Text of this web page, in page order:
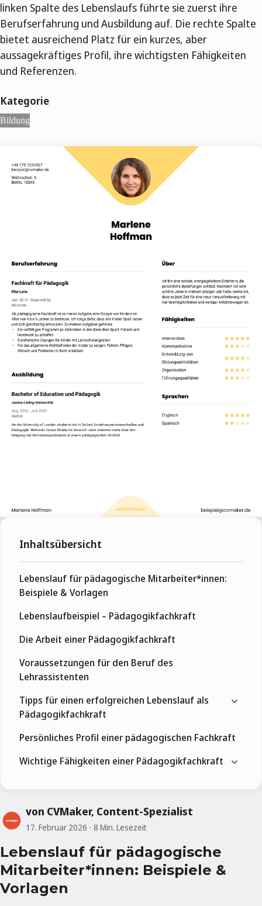
linken Spalte des Lebenslaufs führte sie zuerst ihre
Berufserfahrung und Ausbildung auf. Die rechte Spalte
bietet ausreichend Platz für ein kurzes, aber
aussagekräftiges Profil, ihre wichtigsten Fähigkeiten
und Referenzen.
Kategorie
Bildung
von CVMaker, Content-Spezialist
17. Februar 2026 8 Min. Lesezeit
Lebenslauf für pädagogische
Mitarbeiter*innen: Beispiele &
Vorlagen
Inhaltsübersicht
Lebenslauf für pädagogische Mitarbeiter*innen:
Beispiele & Vorlagen
Lebenslaufbeispiel – Pädagogikfachkraft
Die Arbeit einer Pädagogikfachkraft
Voraussetzungen für den Beruf des
Lehrassistenten
Tipps für einen erfolgreichen Lebenslauf als
Pädagogikfachkraft
Persönliches Profil einer pädagogischen Fachkraft
Wichtige Fähigkeiten einer Pädagogikfachkraft